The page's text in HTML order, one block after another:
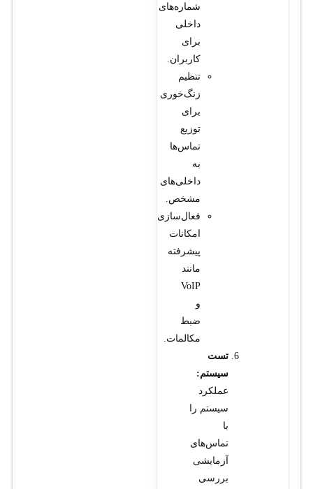
شماره‌های
داخلی
برای
کاربران.
تنظیم
زنگ‌خوری
برای
توزیع
تماس‌ها
به
داخلی‌های
مشخص.
فعال‌سازی
امکانات
پیشرفته
مانند
VoIP
و
ضبط
مکالمات.
تست
سیستم:
عملکرد
سیستم را
با
تماس‌های
آزمایشی
بررسی